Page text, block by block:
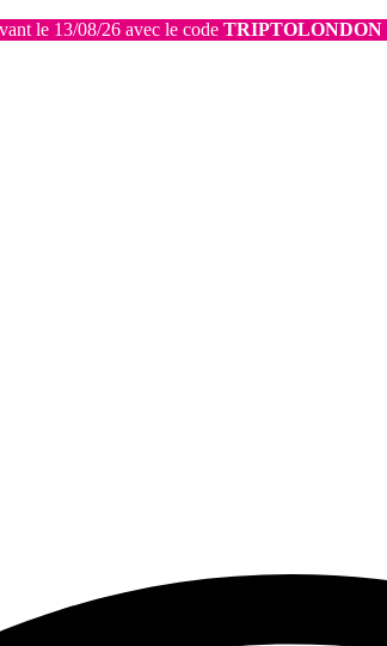
le 13/08/26 avec le code TRIPTOLONDON